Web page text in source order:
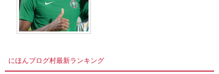
にほんブログ村最新ランキング